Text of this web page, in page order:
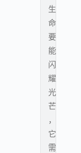
生
命
要
能
闪
耀
光
芒
，
它
需